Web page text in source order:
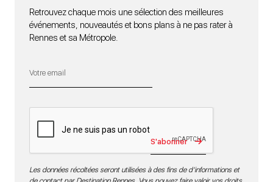
Retrouvez chaque mois une sélection des meilleures
événements, nouveautés et bons plans à ne pas rater à
Rennes et sa Métropole.
S'abonner
Les données récoltées seront utilisées à des fins de d’informations et